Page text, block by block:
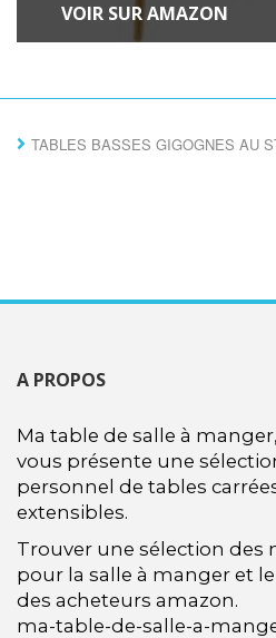
VOIR SUR AMAZON
TABLES BASSES GIGOGNES AU
A PROPOS
Ma table de salle à
vous présente une
personnel de tables
extensibles.
Trouver une sélection des
pour la salle à manger et
des acheteurs amazon.
ma-table-de-salle-a-